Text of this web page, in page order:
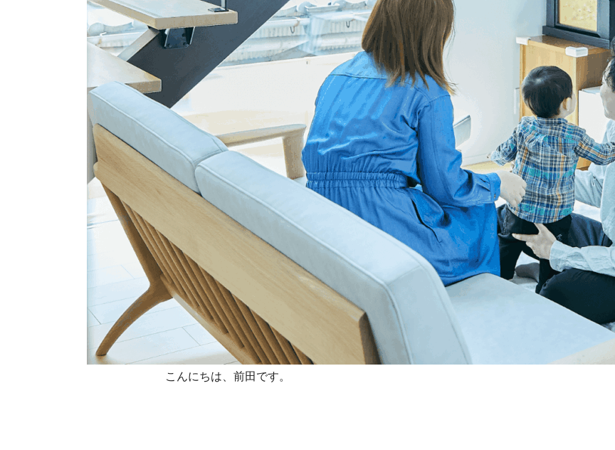
こんにちは、前田です。